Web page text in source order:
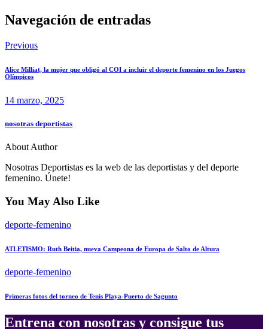
Navegación de entradas
Previous
Alice Milliat, la mujer que obligó al COI a incluir el deporte femenino en los Juegos
Olímpicos
14 marzo, 2025
nosotras deportistas
About Author
Nosotras Deportistas es la web de las deportistas y del deporte
femenino. Únete!
You May Also Like
deporte-femenino
ATLETISMO: Ruth Beitia, nueva Campeona de Europa de Salto de Altura
deporte-femenino
Primeras fotos del torneo de Tenis Playa-Puerto de Sagunto
Entrena con nosotras y consigue tus